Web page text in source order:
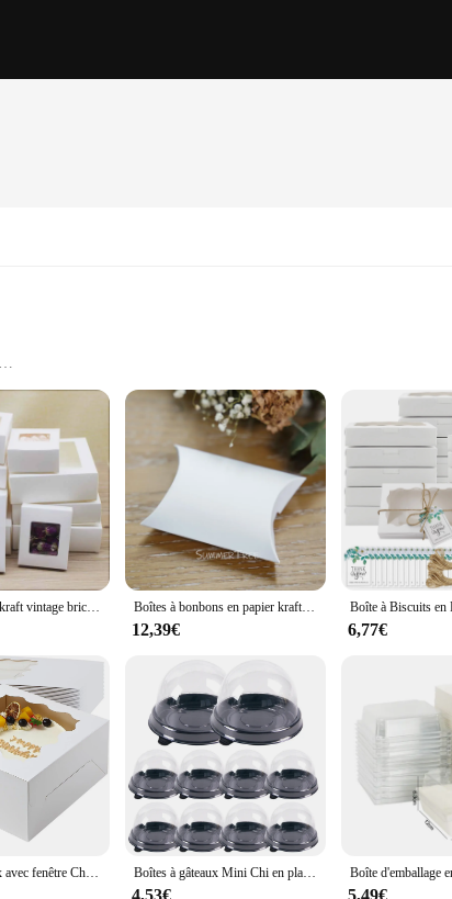
With its high-quality cardboard construction, these boxes are
of sizes, ensuring you can find the perfect fit for your baked
to present their baked goods in a sophisticated manner. The
to purchase in bulk. Their design and style are both practical and
culinary creations. Whether you're a professional baker looking to
needs. Their lightweight yet sturdy construction ensures your
the perfect choice for anyone looking to make a lasting impression
Boîte en papier kraft vintage bricolage avec fenêtre, boîte-cadeau en papier, emballage de gâteaux, mariage, réunion de famille, emballage de muffins, 10 pièces Boîtes à bonbons en papier kraft pour oreiller, emballage de boîte-cadeau, faveur de fête de mariage, fournitures de bricolage, accessoires de décoration, baby shower, 50 pièces, 100 pièces
12,39€ 6,77€
Boîtes à gâteaux avec fenêtre Chamonix, boîtes à gâteaux padramatiques, pâtisseries, chocolats, gâteaux Chi, anniversaire, mariage, jour de Léon, 10 paquets Boîtes à gâteaux Mini Chi en plastique transparent, dosette à muffins, boîte à muffins breton pour mariage, dessert d'anniversaire, décorations de cuisson, 50 pièces
4,53€ 5,49€